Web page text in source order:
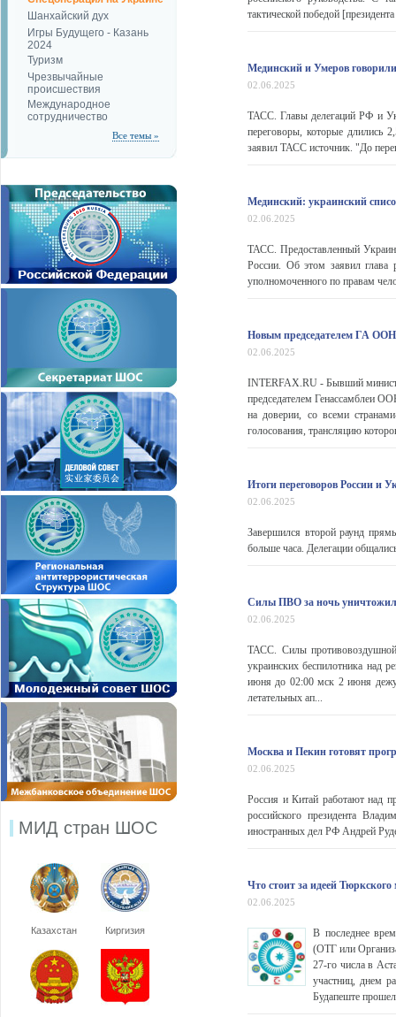
Шанхайский дух
Игры Будущего - Казань
2024
Туризм
Чрезвычайные
происшествия
Международное
сотрудничество
Все темы »
МИД стран ШОС
Казахстан Киргизия
тактической победой
Мединский и Умеров говорили
02.06.2025
ТАСС. Главы делегаций РФ и
переговоры, которые длились
заявил ТАСС источник. "До
Мединский: украинский
02.06.2025
ТАСС. Предоставленный
России. Об этом заявил глава
уполномоченного по правам
Новым председателем ГА
02.06.2025
INTERFAX.RU - Бывший
председателем Генассамблеи
на доверии, со всеми
голосования, трансляцию
Итоги переговоров России и
02.06.2025
Завершился второй раунд
больше часа. Делегации
Силы ПВО за ночь
02.06.2025
ТАСС. Силы
украинских беспилотника
июня до 02:00 мск 2 июня
летательных ап...
Москва и Пекин готовят
02.06.2025
Россия и Китай работают над
российского президента
иностранных дел РФ Андрей
Что стоит за идеей Тюркского
02.06.2025
В последнее
(ОТГ или
27-го числа в
участниц, днем
Будапеште